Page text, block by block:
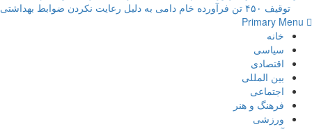
توقیف ۴۵۰ تن فرآورده خام دامی به دلیل رعایت نکردن ضوابط بهداشتی
Primary Menu
خانه
سیاسی
اقتصادی
بین المللی
اجتماعی
فرهنگ و هنر
ورزشی